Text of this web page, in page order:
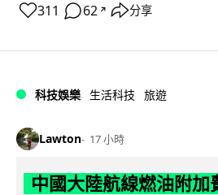
311 62 ↗ 分享
科技娛樂 生活科技 旅遊
Lawton 17 小時
中國大陸航線燃油附加